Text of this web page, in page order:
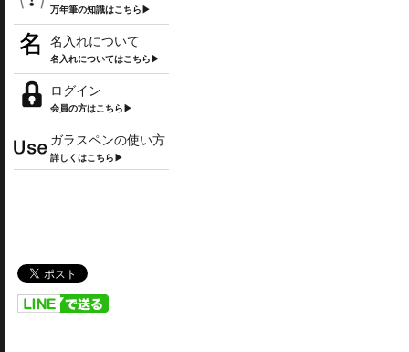
万年筆の知識はこちら▶
名入れについて
名入れについてはこちら▶
ログイン
会員の方はこちら▶
ガラスペンの使い方
詳しくはこちら▶